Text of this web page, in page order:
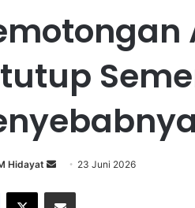
Hidayat
Send
email
23 Juni 2026
Facebook
X Share via Email